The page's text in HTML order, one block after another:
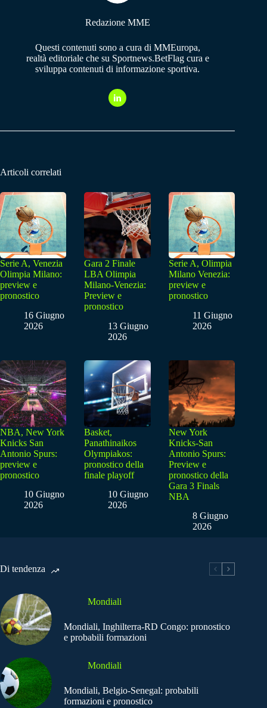
Redazione MME
Questi contenuti sono a cura di MMEuropa,
realtà editoriale che su Sportnews.BetFlag cura e
sviluppa contenuti di informazione sportiva.
Articoli correlati
Serie A, Venezia
Olimpia Milano:
preview e
pronostico
16 Giugno
2026
Gara 2 Finale
LBA Olimpia
Milano-Venezia:
Preview e
pronostico
13 Giugno
2026
Serie A, Olimpia
Milano Venezia:
preview e
pronostico
11 Giugno
2026
NBA, New York
Knicks San
Antonio Spurs:
preview e
pronostico
10 Giugno
2026
Basket,
Panathinaikos
Olympiakos:
pronostico della
finale playoff
10 Giugno
2026
New York
Knicks-San
Antonio Spurs:
Preview e
pronostico della
Gara 3 Finals
NBA
8 Giugno
2026
Di tendenza
Mondiali
Mondiali, Inghilterra-RD Congo: pronostico
e probabili formazioni
Mondiali
Mondiali, Belgio-Senegal: probabili
formazioni e pronostico